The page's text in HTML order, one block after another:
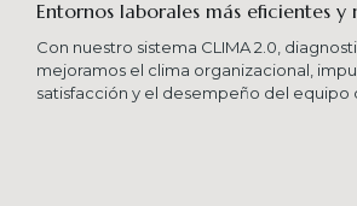
Entornos laborales más eficientes y
Con nuestro sistema CLIMA 2.0,
mejoramos el clima organizacional,
satisfacción y el desempeño del equipo